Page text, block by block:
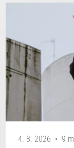
4. 8. 2026 • 9